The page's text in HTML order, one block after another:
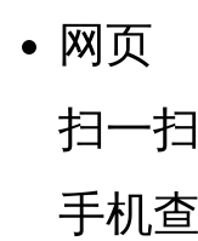
网页
扫一扫
手机